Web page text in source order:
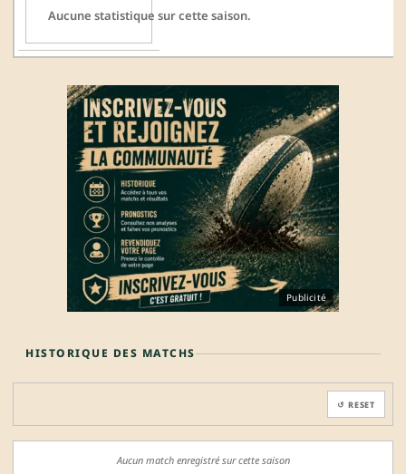
Aucune statistique sur cette saison.
Publicité
HISTORIQUE DES MATCHS
↺ RESET
Aucun match enregistré sur cette saison